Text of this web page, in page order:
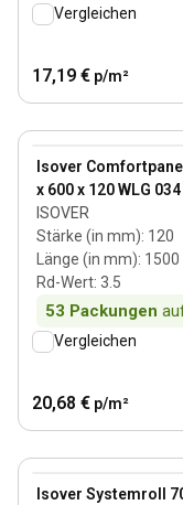
Vergleichen
17,19 € p/m²
Isover
x 600 x 120 WLG
ISOVER
Stärke (in mm): 120
Länge (in mm): 1500
Rd-Wert: 3.5
53 Packungen
View product
Vergleichen
20,68 € p/m²
Isover Systemroll
View product